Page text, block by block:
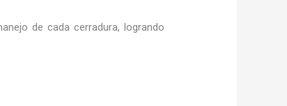
de cada cerradura, logrando